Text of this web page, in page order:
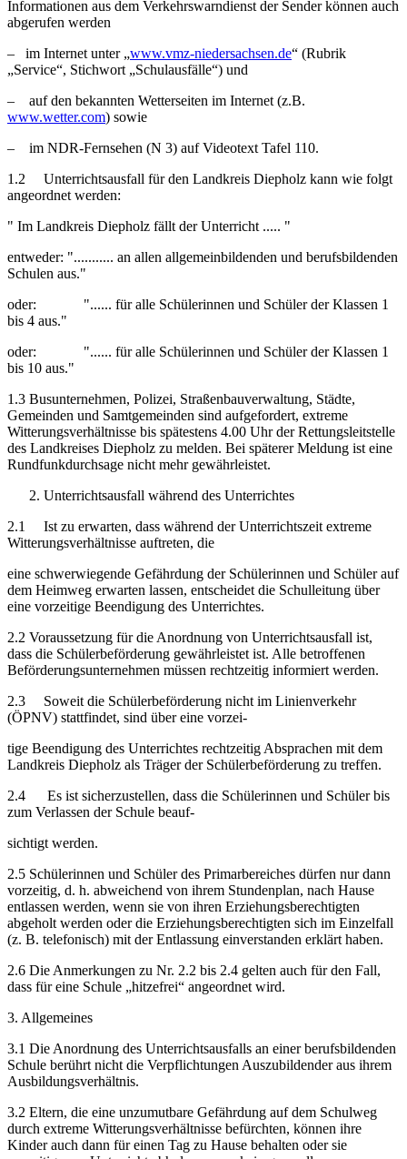
Informationen aus dem Verkehrswarndienst der Sender können auch
abgerufen werden
– im Internet unter „www.vmz-niedersachsen.de“ (Rubrik
„Service“, Stichwort „Schulausfälle“) und
– auf den bekannten Wetterseiten im Internet (z.B.
www.wetter.com) sowie
– im NDR-Fernsehen (N 3) auf Videotext Tafel 110.
1.2 Unterrichtsausfall für den Landkreis Diepholz kann wie folgt
angeordnet werden:
" Im Landkreis Diepholz fällt der Unterricht ..... "
entweder: "........... an allen allgemeinbildenden und berufsbildenden
Schulen aus."
oder: "...... für alle Schülerinnen und Schüler der Klassen 1
bis 4 aus."
oder: "...... für alle Schülerinnen und Schüler der Klassen 1
bis 10 aus."
1.3 Busunternehmen, Polizei, Straßenbauverwaltung, Städte,
Gemeinden und Samtgemeinden sind aufgefordert, extreme
Witterungsverhältnisse bis spätestens 4.00 Uhr der Rettungsleit­stelle
des Landkreises Diepholz zu melden. Bei späterer Meldung ist eine
Rundfunkdurchsage nicht mehr gewährleistet.
Unterrichtsausfall während des Unterrichtes
2.1 Ist zu erwarten, dass während der Unterrichtszeit extreme
Witterungsverhältnisse auftreten, die
eine schwerwiegende Gefährdung der Schülerinnen und Schüler auf
dem Heimweg erwarten lassen, entscheidet die Schulleitung über
eine vorzeitige Beendigung des Unterrichtes.
2.2 Voraussetzung für die Anordnung von Unterrichtsausfall ist,
dass die Schülerbeförderung gewährleistet ist. Alle betroffenen
Beförderungsunternehmen müssen rechtzeitig infor­miert werden.
2.3 Soweit die Schülerbeförderung nicht im Linienverkehr
(ÖPNV) stattfindet, sind über eine vorzei-
tige Beendigung des Unterrichtes rechtzeitig Absprachen mit dem
Landkreis Diepholz als Träger der Schülerbeförderung zu treffen.
2.4 Es ist sicherzustellen, dass die Schülerinnen und Schüler bis
zum Verlassen der Schule beauf-
sichtigt werden.
2.5 Schülerinnen und Schüler des Primarbereiches dürfen nur dann
vorzeitig, d. h. abweichend von ihrem Stundenplan, nach Hause
entlassen werden, wenn sie von ihren Erziehungsberech­tigten
abgeholt werden oder die Erziehungsberechtigten sich im Einzelfall
(z. B. telefonisch) mit der Entlassung einverstanden erklärt haben.
2.6 Die Anmerkungen zu Nr. 2.2 bis 2.4 gelten auch für den Fall,
dass für eine Schule „hitzefrei“ angeordnet wird.
3. Allgemeines
3.1 Die Anordnung des Unterrichtsausfalls an einer berufsbildenden
Schule berührt nicht die Ver­pflichtungen Auszubildender aus ihrem
Ausbildungsverhältnis.
3.2 Eltern, die eine unzumutbare Gefährdung auf dem Schulweg
durch extreme Witterungs­verhältnisse befürchten, können ihre
Kinder auch dann für einen Tag zu Hause behalten oder sie